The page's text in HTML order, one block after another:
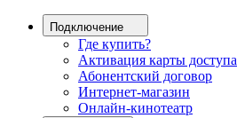
Подключение
Где купить?
Активация карты доступа
Абонентский договор
Интернет-магазин
Онлайн-кинотеатр